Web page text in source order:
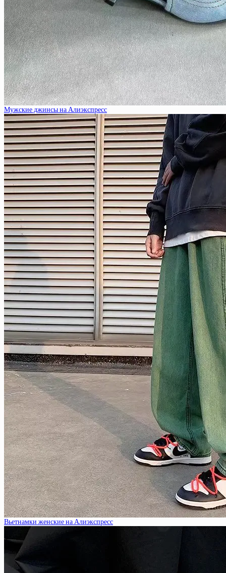
Мужские джинсы на Алиэкспресс
Вьетнамки женские на Алиэкспресс